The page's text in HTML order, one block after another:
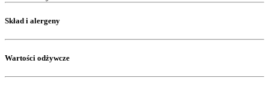
Skład i alergeny
Wartości odżywcze